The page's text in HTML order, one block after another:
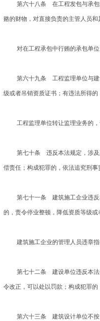
第六十八条 在工程发包与承包中
赂的财物，对直接负责的主管人员
对在工程承包中行贿的承包单位
第六十九条 工程监理单位与建设
级或者吊销资质证书；有违法所得
工程监理单位转让监理业务的，
第七十条 违反本法规定，涉及建
偿责任；构成犯罪的，依法追究刑事
第七十一条 建筑施工企业违反本
的，责令停业整顿，降低资质等级
建筑施工企业的管理人员违章指
第七十二条 建设单位违反本法规
令改正，可以处以罚款；构成犯罪
第六十三条 建筑设计单位不按照